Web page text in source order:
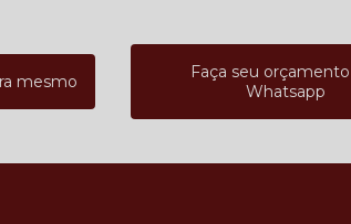
mesmo
Faça seu
Whatsapp